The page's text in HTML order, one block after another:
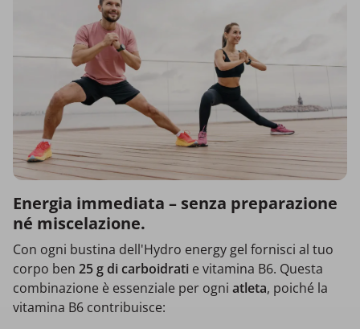
Energia immediata – senza preparazione
né miscelazione.
Con ogni bustina dell'Hydro energy gel fornisci al tuo
corpo ben 25 g di carboidrati e vitamina B6. Questa
combinazione è essenziale per ogni atleta, poiché la
vitamina B6 contribuisce: